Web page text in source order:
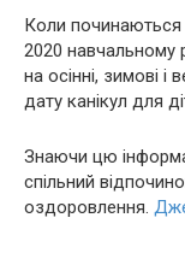
Коли починаються
2020 навчальному
на осінні, зимові і
дату канікул для
Знаючи цю
спільний
оздоровлення.